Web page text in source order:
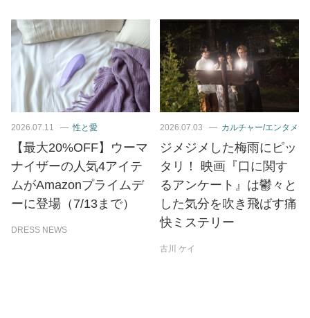
2026.07.11 性と愛
【最大20%OFF】ウーマ
ナイザーの人気4アイテ
ムがAmazonプライムデ
ーに登場（7/13まで）
DRESS NEWS
2026.07.03 カルチャー/エンタメ
ジメジメした梅雨にピッ
タリ！ 映画『口に関す
るアンケート』は鬱々と
した気分を吹き飛ばす痛
快ミステリー
古川 ケイ